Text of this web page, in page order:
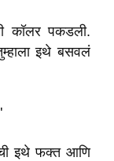
कॉलर पकडली.
इथे बसवलं
इथे फक्त आणि